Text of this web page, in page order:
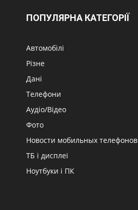
ПОПУЛЯРНА КАТЕГОРІЇ
Автомобілі
Різне
Дані
Телефони
Аудіо/Відео
Фото
Новости мобильных телефонов
ТБ і дисплеї
Ноутбуки і ПК